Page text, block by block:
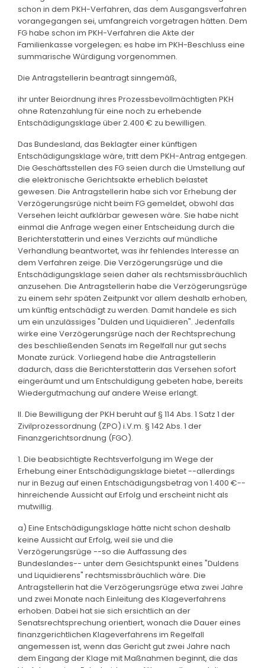
schon in dem PKH-Verfahren, das dem Ausgangsverfahren
vorangegangen sei, umfangreich vorgetragen hätten. Dem
FG habe schon im PKH-Verfahren die Akte der
Familienkasse vorgelegen; es habe im PKH-Beschluss eine
summarische Würdigung vorgenommen.
Die Antragstellerin beantragt sinngemäß,
ihr unter Beiordnung ihres Prozessbevollmächtigten PKH
ohne Ratenzahlung für eine noch zu erhebende
Entschädigungsklage über 2.400 € zu bewilligen.
Das Bundesland, das Beklagter einer künftigen
Entschädigungsklage wäre, tritt dem PKH-Antrag entgegen.
Die Geschäftsstellen des FG seien durch die Umstellung auf
die elektronische Gerichtsakte erheblich belastet
gewesen. Die Antragstellerin habe sich vor Erhebung der
Verzögerungsrüge nicht beim FG gemeldet, obwohl das
Versehen leicht aufklärbar gewesen wäre. Sie habe nicht
einmal die Anfrage wegen einer Entscheidung durch die
Berichterstatterin und eines Verzichts auf mündliche
Verhandlung beantwortet, was ihr fehlendes Interesse an
dem Verfahren zeige. Die Verzögerungsrüge und die
Entschädigungsklage seien daher als rechtsmissbräuchlich
anzusehen. Die Antragstellerin habe die Verzögerungsrüge
zu einem sehr späten Zeitpunkt vor allem deshalb erhoben,
um künftig entschädigt zu werden. Damit handele es sich
um ein unzulässiges "Dulden und Liquidieren". Jedenfalls
wirke eine Verzögerungsrüge nach der Rechtsprechung
des beschließenden Senats im Regelfall nur gut sechs
Monate zurück. Vorliegend habe die Antragstellerin
dadurch, dass die Berichterstatterin das Versehen sofort
eingeräumt und um Entschuldigung gebeten habe, bereits
Wiedergutmachung auf andere Weise erlangt.
II. Die Bewilligung der PKH beruht auf § 114 Abs. 1 Satz 1 der
Zivilprozessordnung (ZPO) i.V.m. § 142 Abs. 1 der
Finanzgerichtsordnung (FGO).
1. Die beabsichtigte Rechtsverfolgung im Wege der
Erhebung einer Entschädigungsklage bietet --allerdings
nur in Bezug auf einen Entschädigungsbetrag von 1.400 €--
hinreichende Aussicht auf Erfolg und erscheint nicht als
mutwillig.
a) Eine Entschädigungsklage hätte nicht schon deshalb
keine Aussicht auf Erfolg, weil sie und die
Verzögerungsrüge --so die Auffassung des
Bundeslandes-- unter dem Gesichtspunkt eines "Duldens
und Liquidierens" rechtsmissbräuchlich wäre. Die
Antragstellerin hat die Verzögerungsrüge etwa zwei Jahre
und zwei Monate nach Einleitung des Klageverfahrens
erhoben. Dabei hat sie sich ersichtlich an der
Senatsrechtsprechung orientiert, wonach die Dauer eines
finanzgerichtlichen Klageverfahrens im Regelfall
angemessen ist, wenn das Gericht gut zwei Jahre nach
dem Eingang der Klage mit Maßnahmen beginnt, die das